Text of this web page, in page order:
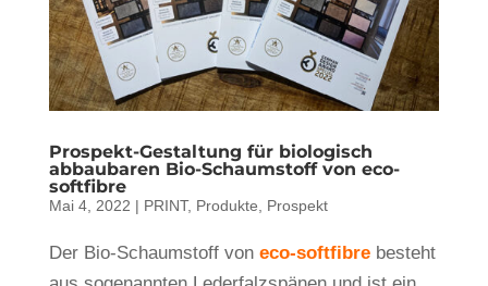
Prospekt-Gestaltung für biologisch
abbaubaren Bio-Schaumstoff von eco-
softfibre
Mai 4, 2022 | PRINT, Produkte Prospekt
Der Bio-Schaumstoff von eco-softfibrebesteht